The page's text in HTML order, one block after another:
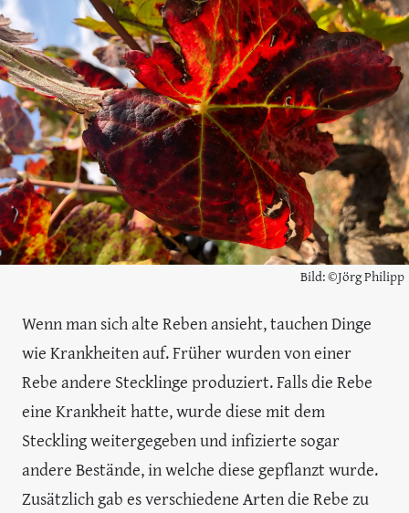
Bild: ©Jörg Philipp
Wenn man sich alte Reben ansieht, tauchen Dinge
wie Krankheiten auf. Früher wurden von einer
Rebe andere Stecklinge produziert. Falls die Rebe
eine Krankheit hatte, wurde diese mit dem
Steckling weitergegeben und infizierte sogar
andere Bestände, in welche diese gepflanzt wurde.
Zusätzlich gab es verschiedene Arten die Rebe zu